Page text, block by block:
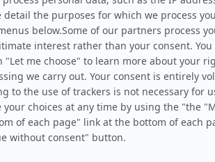
Eulerian